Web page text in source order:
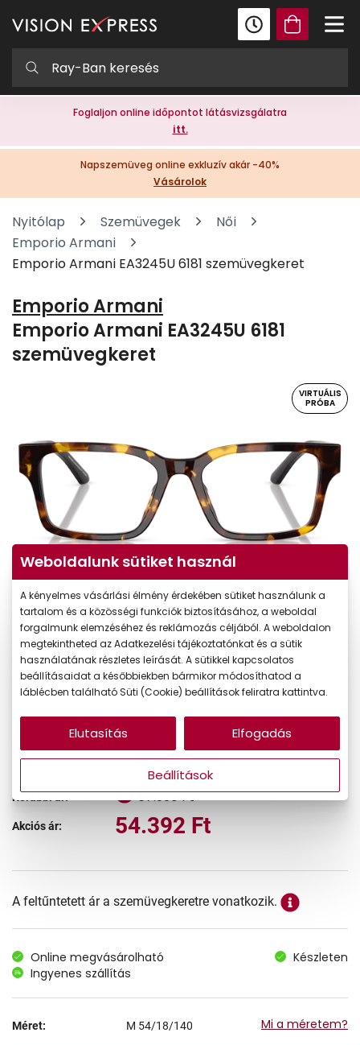
Foglaljon online időpontot látásvizsgálatra
itt.
Napszemüveg online exkluzív akár -40%
Vásárolok
Nyitólap Szemüvegek
Női
Emporio Armani
Emporio Armani EA3245U 6181 szemüvegkeret
Emporio Armani
Emporio Armani EA3245U 6181
szemüvegkeret
VIRTUÁLIS
PRÓBA
Virtuális próba
Korábbi ár: 67.990 Ft
Akciós ár: 54.392 Ft
A feltűntetett ár a szemüvegkeretre vonatkozik.
Online megvásárolható
Készleten
Ingyenes szállítás
Méret: M 54/18/140 Mi a méretem?
Weboldalunk sütiket használ
A kényelmes vásárlási élmény érdekében sütiket használunk a
tartalom és a közösségi funkciók biztosításához, a weboldal
forgalmunk elemzéséhez és reklámozás céljából. A weboldalon
megtekintheted az Adatkezelési tájékoztatónkat és a sütik
használatának részletes leírását. A sütikkel kapcsolatos
beállításaidat a későbbiekben bármikor módosíthatod a
láblécben található Süti (Cookie) beállítások feliratra kattintva.
Beállítások
Elutasítás Elfogadás